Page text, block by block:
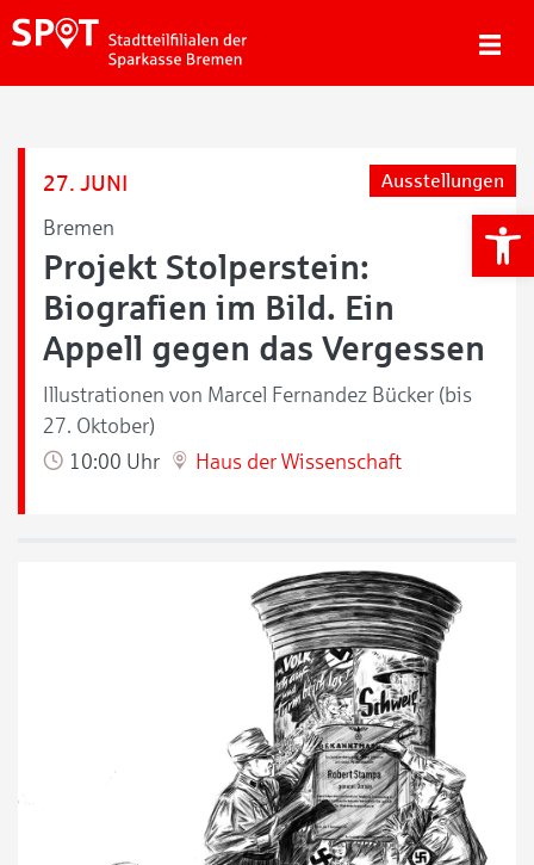
27. JUNI
Bremen
Ausstellungen
Projekt Stolperstein:
Biografien im Bild. Ein
Appell gegen das Vergessen
Illustrationen von Marcel Fernandez Bücker (bis
27. Oktober)
10:00 Uhr
Haus der Wissenschaft